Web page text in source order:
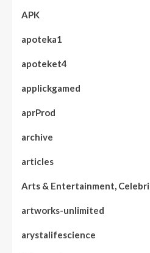
APK
apoteka1
apoteket4
applickgamed
aprProd
archive
articles
Arts & Entertainment,
artworks-unlimited
arystalifescience